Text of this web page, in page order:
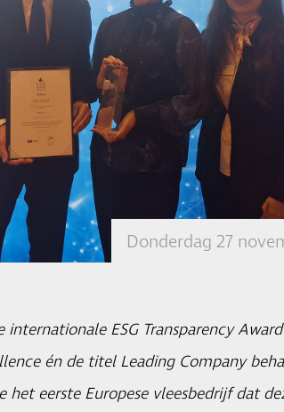
Donderdag 27
internationale ESG Transparency
én de titel Leading Company
het eerste Europese vleesbedrijf dat